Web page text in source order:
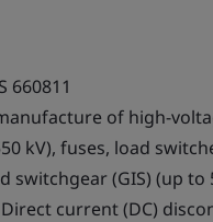
660811
of high-
kV), fuses, load
switchgear (GIS) (up
current (DC)